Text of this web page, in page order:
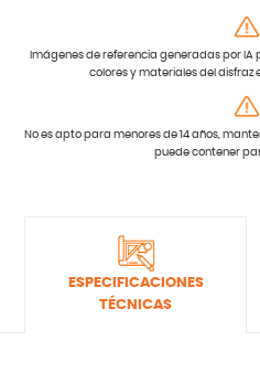
Imágenes de referencia generadas por IA
colores y materiales del disfraz
No es apto para menores de 14 años,
puede contener
ESPECIFICACIONES
TÉCNICAS